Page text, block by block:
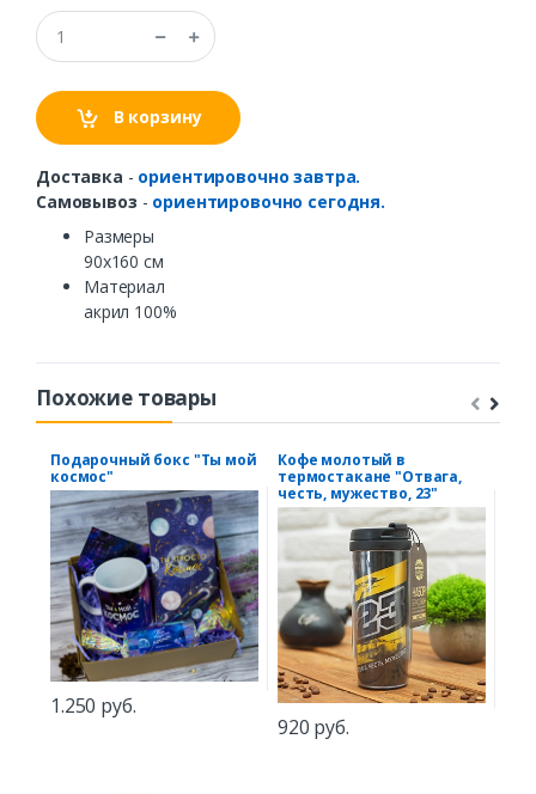
В корзину
Доставка - ориентировочно завтра.
Самовывоз - ориентировочно сегодня.
Размеры
90х160 см
Материал
акрил 100%
Похожие товары
Подарочный бокс "Ты мой
космос"
1.250 руб.
Кофе молотый в
термостакане "Отвага,
честь, мужество, 23"
920 руб.